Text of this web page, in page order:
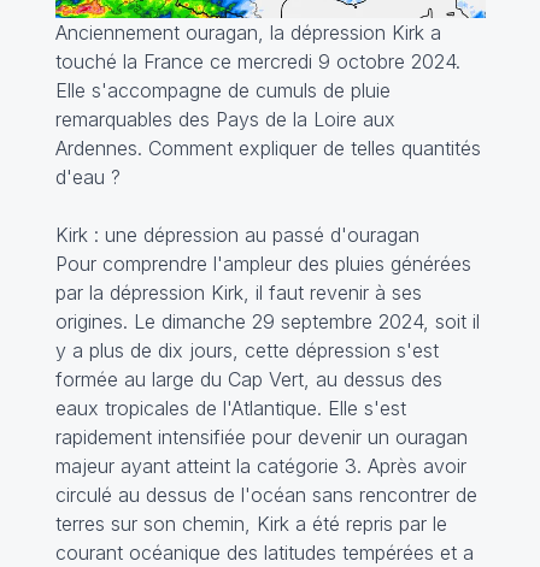
Anciennement ouragan, la dépression Kirk a
touché la France ce mercredi 9 octobre 2024.
Elle s'accompagne de cumuls de pluie
remarquables des Pays de la Loire aux
Ardennes. Comment expliquer de telles quantités
d'eau ?
Kirk : une dépression au passé d'ouragan
Pour comprendre l'ampleur des pluies générées
par la dépression Kirk, il faut revenir à ses
origines. Le dimanche 29 septembre 2024, soit il
y a plus de dix jours, cette dépression s'est
formée au large du Cap Vert, au dessus des
eaux tropicales de l'Atlantique. Elle s'est
rapidement intensifiée pour devenir un ouragan
majeur ayant atteint la catégorie 3. Après avoir
circulé au dessus de l'océan sans rencontrer de
terres sur son chemin, Kirk a été repris par le
courant océanique des latitudes tempérées et a